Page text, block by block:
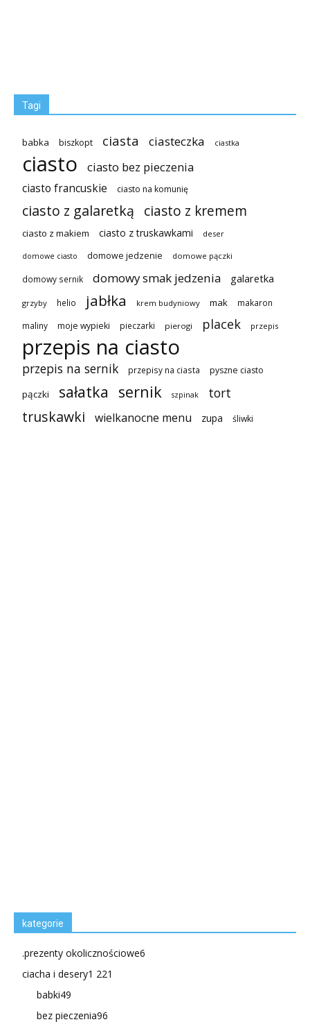
Tagi
babka biszkopt ciasta ciasteczka ciastka
ciasto ciasto bez pieczenia
ciasto francuskie ciasto na komunię
ciasto z galaretką ciasto z kremem
ciasto z makiem ciasto z truskawkami deser
domowe ciasto domowe jedzenie domowe pączki
domowy sernik domowy smak jedzenia galaretka
grzyby helio jabłka krem budyniowy mak makaron
maliny moje wypieki pieczarki pierogi placek przepis
przepis na ciasto
przepis na sernik przepisy na ciasta pyszne ciasto
pączki sałatka sernik szpinak tort
truskawki wielkanocne menu zupa śliwki
kategorie
.prezenty okolicznościowe6
ciacha i desery1 221
babki49
bez pieczenia96